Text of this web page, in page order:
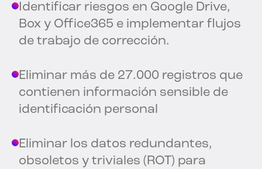
Identificar riesgos en Google Drive,
Box y Office365 e implementar flujos
de trabajo de corrección.
Eliminar más de 27.000 registros que
contienen información sensible de
identificación personal
Eliminar los datos redundantes,
obsoletos y triviales (ROT) para